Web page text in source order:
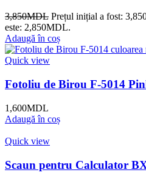
3,850MDL Prețul inițial a fost:
este: 2,850MDL.
Adaugă în coș
Quick view
Fotoliu de Birou F-5014
1,600MDL
Adaugă în coș
Quick view
Scaun pentru Calculator